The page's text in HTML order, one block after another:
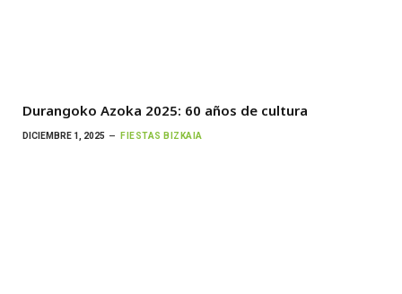
Durangoko Azoka 2025: 60 años de cultura
DICIEMBRE 1, 2025 FIESTAS BIZKAIA